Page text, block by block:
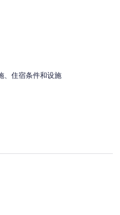
、住宿条件和设施